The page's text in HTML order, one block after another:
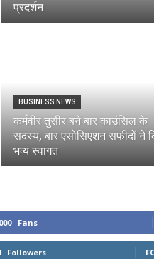
प्रदर्शन
BUSINESS NEWS
कर्मवीर तुसीर बने बार काउंसिल के
सदस्य, बार एसोसिएशन सफीदों ने
भव्य स्वागत
Fans
Followers